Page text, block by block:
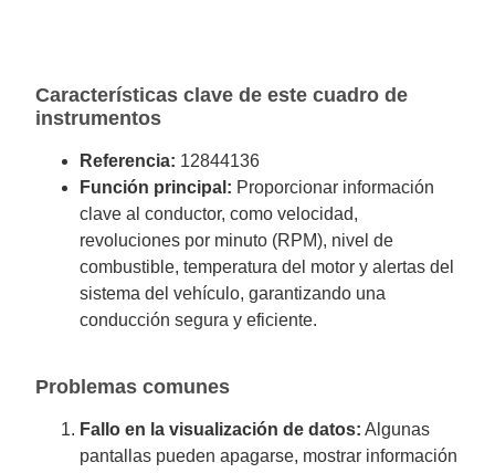
Características clave de este cuadro de
instrumentos
Referencia: 12844136
Función principal: Proporcionar información
clave al conductor, como velocidad,
revoluciones por minuto (RPM), nivel de
combustible, temperatura del motor y alertas del
sistema del vehículo, garantizando una
conducción segura y eficiente.
Problemas comunes
Fallo en la visualización de datos: Algunas
pantallas pueden apagarse, mostrar información